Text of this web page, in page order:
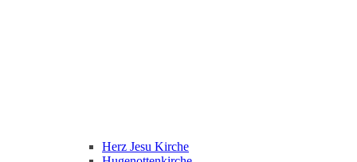
Herz Jesu Kirche